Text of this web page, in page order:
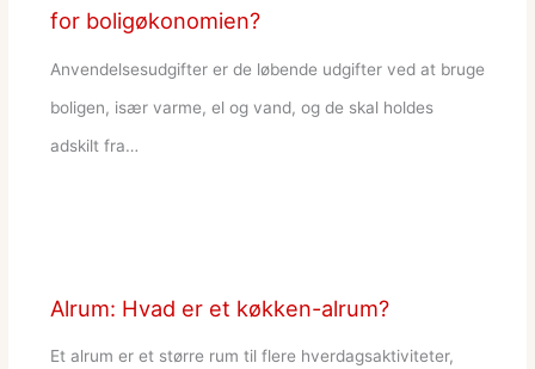
for boligøkonomien?
Anvendelsesudgifter er de løbende udgifter ved at bruge
boligen, især varme, el og vand, og de skal holdes
adskilt fra…
Alrum: Hvad er et køkken-alrum?
Et alrum er et større rum til flere hverdagsaktiviteter,